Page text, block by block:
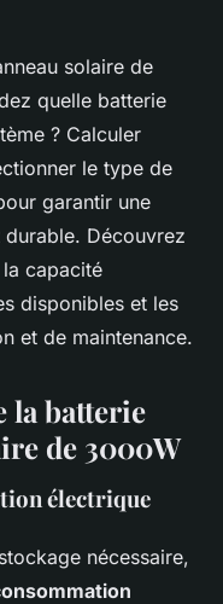
solaire de
quelle batterie
? Calculer
le type de
garantir une
Découvrez
capacité
disponibles et les
et de maintenance.
la batterie
de 3000W
électrique
nécessaire,